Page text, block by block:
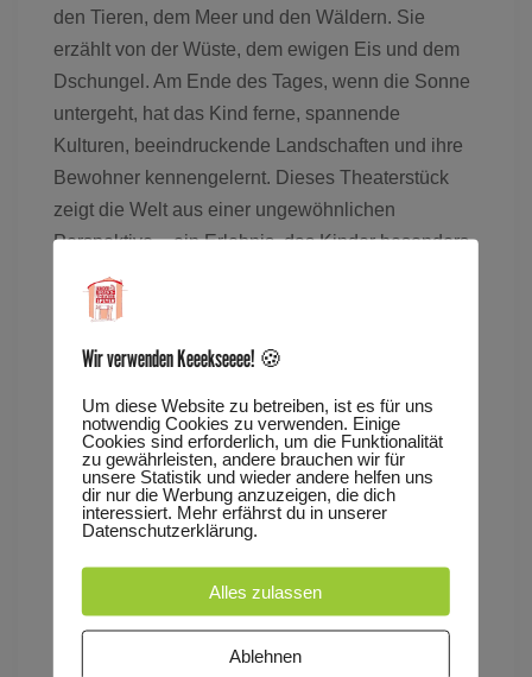
den Tieren, dem Meer und den Wäldern. Sie
erzählt von der Wüste, dem ewigen Eis und dem
Dschungel. Am Ende des Tages, wenn die Sonne
untergeht, hat das Kind ferne, spannende
Kulturen, beeindruckende Landschaften und ihre
Bewohner kennengelernt. Dieses Theaterstück
zeigt die Welt aus einer ungewöhnlichen
Perspektive – ein Erlebnis, das Kinder besonders
begeistern wird.
Es spielt: Sofia Violetta Dias da Costa, Regie:
Regieassistenz, Plakat und Stimme: Gabriele
Kimmle, Musik: Marvin-John Halog
Aus dem Italienischen von Brigitte Korn-Wimmer
Premiere am 03. Oktober 2025
Wir verwenden Keeekseeee! 🍪
Um diese Website zu betreiben, ist es für uns
notwendig Cookies zu verwenden. Einige
Cookies sind erforderlich, um die Funktionalität
zu gewährleisten, andere brauchen wir für
unsere Statistik und wieder andere helfen uns
dir nur die Werbung anzuzeigen, die dich
interessiert. Mehr erfährst du in unserer
Datenschutzerklärung.
Alles zulassen
Ablehnen